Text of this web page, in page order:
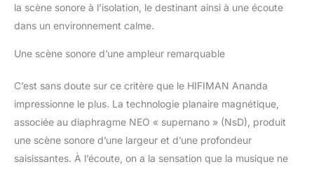
follows the natural shape
of the human ear. Hybrid
ANANDA has a carefully
dispersing strap allowing
the headband to afford
outstanding levels of
long-term comfort. The
sleek and sumptuous
matte black finish is
la scène sonore à l’isolation, le destinant ainsi à une écoute
dans un environnement calme.
Une scène sonore d’une ampleur remarquable
C’est sans doute sur ce critère que le HIFIMAN Ananda
impressionne le plus. La technologie planaire magnétique,
associée au diaphragme NEO « supernano » (NsD), produit
une scène sonore d’une largeur et d’une profondeur
saisissantes. À l’écoute, on a la sensation que la musique ne